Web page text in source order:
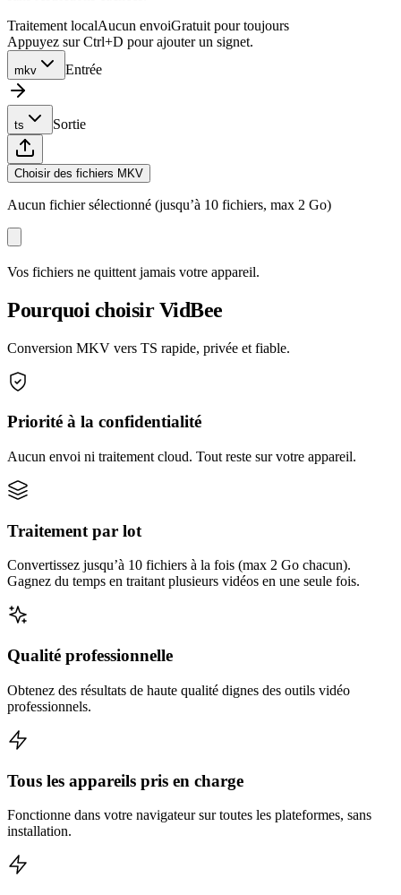
Traitement localAucun envoiGratuit pour toujours
Appuyez sur Ctrl+D pour ajouter un signet.
mkv Entrée
ts Sortie
Choisir des fichiers MKV
Aucun fichier sélectionné (jusqu’à 10 fichiers, max 2 Go)
Vos fichiers ne quittent jamais votre appareil.
Pourquoi choisir VidBee
Conversion MKV vers TS rapide, privée et fiable.
Priorité à la confidentialité
Aucun envoi ni traitement cloud. Tout reste sur votre appareil.
Traitement par lot
Convertissez jusqu’à 10 fichiers à la fois (max 2 Go chacun).
Gagnez du temps en traitant plusieurs vidéos en une seule fois.
Qualité professionnelle
Obtenez des résultats de haute qualité dignes des outils vidéo
professionnels.
Tous les appareils pris en charge
Fonctionne dans votre navigateur sur toutes les plateformes, sans
installation.